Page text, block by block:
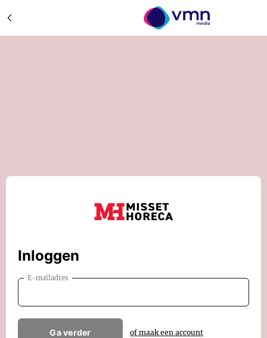
Inloggen
E-mailadres
Ga verder of maak een account